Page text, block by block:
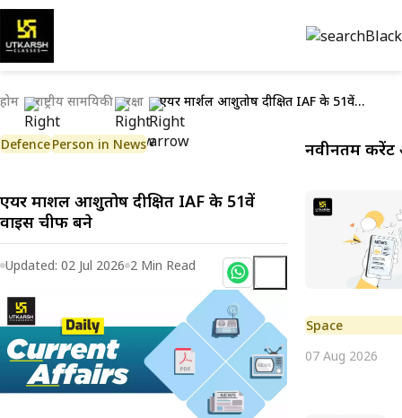
होम राष्ट्रीय सामयिकी रक्षा एयर मार्शल आशुतोष दीक्षित IAF के 51वें वाइस चीफ बने
DefencePerson in News
एयर मार्शल आशुतोष दीक्षित IAF के 51वें
वाइस चीफ बने
Updated: 02 Jul 2026 2 Min Read
नवीनतम करेंट
Space
07 Aug 2026